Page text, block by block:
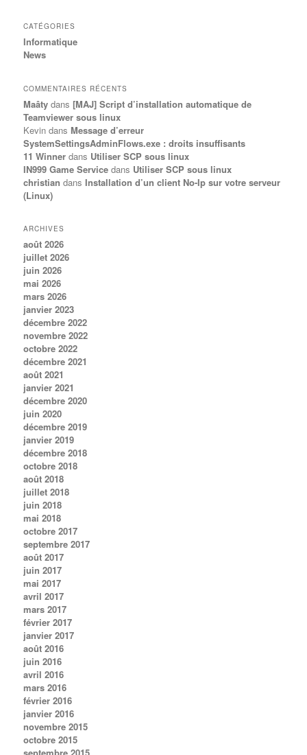
CATÉGORIES
Informatique
News
COMMENTAIRES RÉCENTS
Maâty dans [MAJ] Script d’installation automatique de
Teamviewer sous linux
Kevin dans Message d’erreur
SystemSettingsAdminFlows.exe : droits insuffisants
11 Winner dans Utiliser SCP sous linux
IN999 Game Service dans Utiliser SCP sous linux
christian dansInstallation d’un client No-Ip sur votre serveur
(Linux)
ARCHIVES
août 2026
juillet 2026
juin 2026
mai 2026
mars 2026
janvier 2023
décembre 2022
novembre 2022
octobre 2022
décembre 2021
août 2021
janvier 2021
décembre 2020
juin 2020
décembre 2019
janvier 2019
décembre 2018
octobre 2018
août 2018
juillet 2018
juin 2018
mai 2018
octobre 2017
septembre 2017
août 2017
juin 2017
mai 2017
avril 2017
mars 2017
février 2017
janvier 2017
août 2016
juin 2016
avril 2016
mars 2016
février 2016
janvier 2016
novembre 2015
octobre 2015